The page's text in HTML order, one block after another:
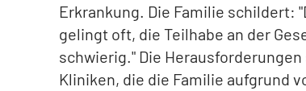
Erkrankung. Die Familie schildert:
gelingt oft, die Teilhabe an der
schwierig." Die
Kliniken, die die Familie aufgrund